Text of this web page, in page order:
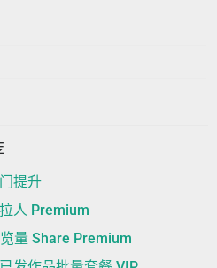
提升
人 Premium
量 Share Premium